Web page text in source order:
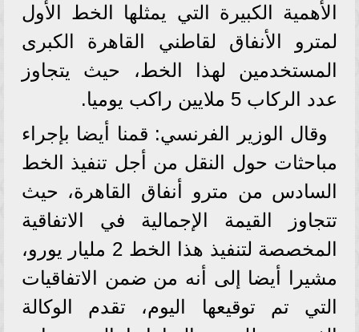
الأهمية الكبيرة التي يمثلها الخط الأول
لمترو الأنفاق لقاطني القاهرة الكبرى
المستخدمين لهذا الخط، حيث يتجاوز
عدد الركاب 5 ملايين راكب يوميا.
وقال الوزير الفرنسي: قمنا أيضا بإجراء
مباحثات حول النقل من أجل تنفيذ الخط
السادس من مترو أنفاق القاهرة، حيث
تتجاوز القيمة الإجمالية في الاتفاقية
المخصصة لتنفيذ هذا الخط 2 مليار يورو،
مشيرا أيضا إلى أنه من ضمن الاتفاقيات
التي تم توقيعها اليوم، تقدم الوكالة